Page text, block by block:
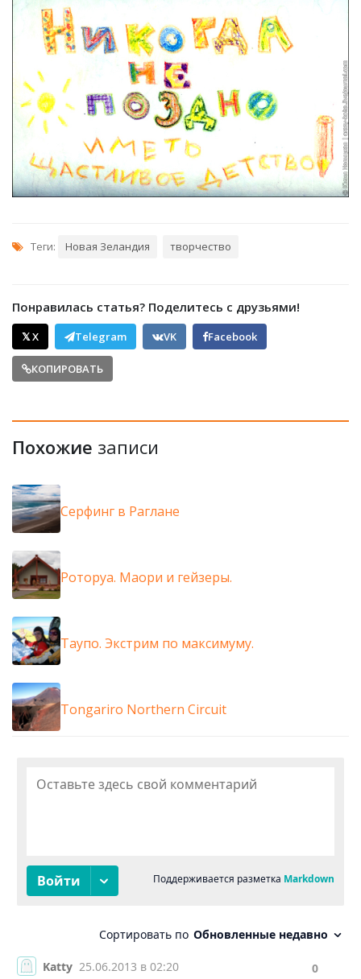
Теги: Новая Зеландия творчество
Понравилась статья? Поделитесь с друзьями!
𝕏 X Telegram VK Facebook
КОПИРОВАТЬ
Похожие записи
Серфинг в Раглане
Роторуа. Маори и гейзеры.
Таупо. Экстрим по максимуму.
Tongariro Northern Circuit